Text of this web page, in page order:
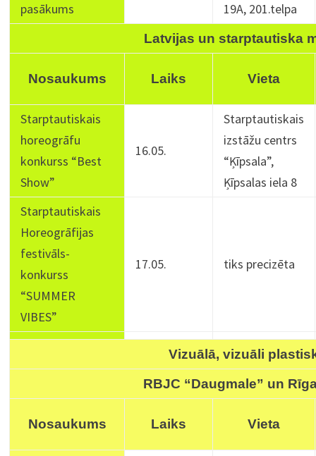
pasākums
19A, 201.telpa
Latvijas un starptautiska
Nosaukums Laiks Vieta
Starptautiskais
horeogrāfu
konkurss “Best
Show”
16.05.
Starptautiskais
izstāžu centrs
“Ķīpsala”,
Ķīpsalas iela 8
Starptautiskais
Horeogrāfijas
festivāls-
konkurss
“SUMMER
VIBES”
17.05. tiks precizēta
Vizuālā, vizuāli
RBJC “Daugmale” un
Nosaukums Laiks Vieta